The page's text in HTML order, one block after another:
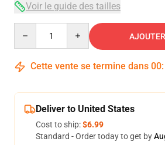
Voir le guide des tailles
Cette vente se termine dans 00:
Deliver to United States
Cost to ship:$6.99
Standard - Order today to get by